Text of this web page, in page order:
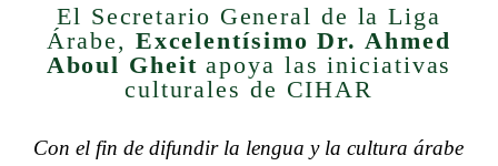
El Secretario General de la Liga
Árabe, Excelentísimo Dr. Ahmed
Aboul Gheit apoya las iniciativas
culturales de CIHAR
Con el fin de difundir la lengua y la cultura árabe